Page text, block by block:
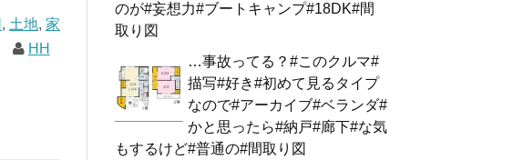
, 土地, 家
HH
のが#妄想力#ブートキャンプ#18DK#間
取り図
…事故ってる？#このクルマ#
描写#好き#初めて見るタイプ
なので#アーカイブ#ベランダ#
かと思ったら#納戸#廊下#な気
もするけど#普通の#間取り図